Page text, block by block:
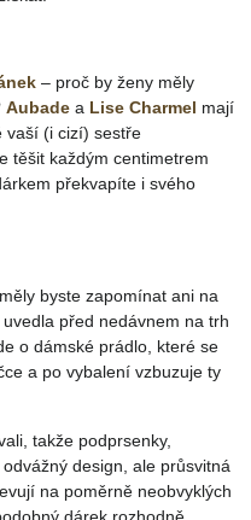
– proč by ženy měly
Aubade a Lise Charmel mají
vaší (i cizí) sestře
těšit každým centimetrem
překvapíte i svého
byste zapomínat ani na
uvedla před nedávnem na trh
o dámské prádlo, které se
a po vybalení vzbuzuje ty
takže podprsenky,
design, ale průsvitná
na poměrně neobvyklých
dárek rozhodně